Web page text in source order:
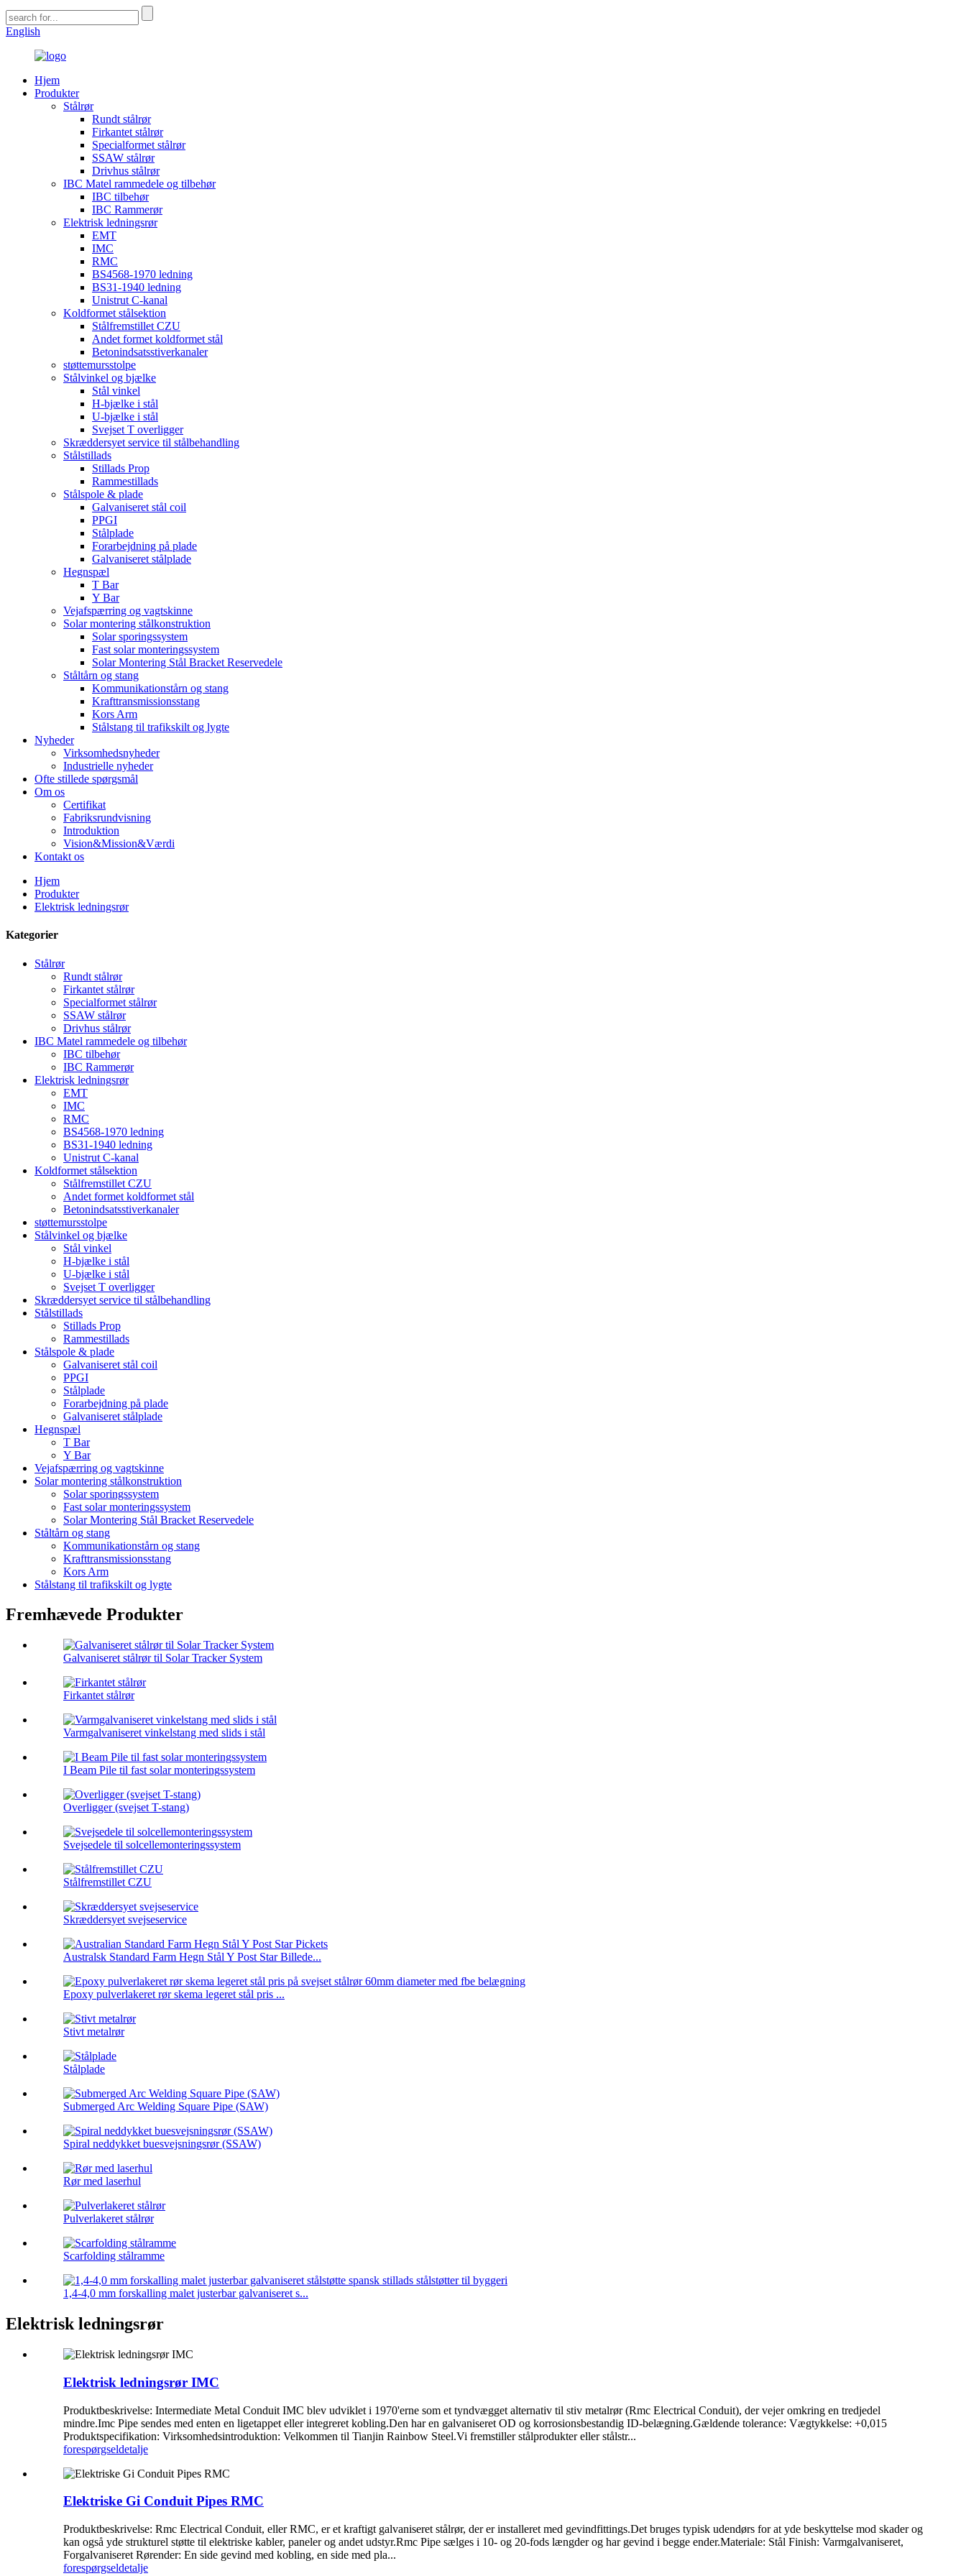
English
Hjem
Produkter
Stålrør
Rundt stålrør
Firkantet stålrør
Specialformet stålrør
SSAW stålrør
Drivhus stålrør
IBC Matel rammedele og tilbehør
IBC tilbehør
IBC Rammerør
Elektrisk ledningsrør
EMT
IMC
RMC
BS4568-1970 ledning
BS31-1940 ledning
Unistrut C-kanal
Koldformet stålsektion
Stålfremstillet CZU
Andet formet koldformet stål
Betonindsatsstiverkanaler
støttemursstolpe
Stålvinkel og bjælke
Stål vinkel
H-bjælke i stål
U-bjælke i stål
Svejset T overligger
Skræddersyet service til stålbehandling
Stålstillads
Stillads Prop
Rammestillads
Stålspole & plade
Galvaniseret stål coil
PPGI
Stålplade
Forarbejdning på plade
Galvaniseret stålplade
Hegnspæl
T Bar
Y Bar
Vejafspærring og vagtskinne
Solar montering stålkonstruktion
Solar sporingssystem
Fast solar monteringssystem
Solar Montering Stål Bracket Reservedele
Ståltårn og stang
Kommunikationstårn og stang
Krafttransmissionsstang
Kors Arm
Stålstang til trafikskilt og lygte
Nyheder
Virksomhedsnyheder
Industrielle nyheder
Ofte stillede spørgsmål
Om os
Certifikat
Fabriksrundvisning
Introduktion
Vision&Mission&Værdi
Kontakt os
Hjem
Produkter
Elektrisk ledningsrør
Kategorier
Stålrør
Rundt stålrør
Firkantet stålrør
Specialformet stålrør
SSAW stålrør
Drivhus stålrør
IBC Matel rammedele og tilbehør
IBC tilbehør
IBC Rammerør
Elektrisk ledningsrør
EMT
IMC
RMC
BS4568-1970 ledning
BS31-1940 ledning
Unistrut C-kanal
Koldformet stålsektion
Stålfremstillet CZU
Andet formet koldformet stål
Betonindsatsstiverkanaler
støttemursstolpe
Stålvinkel og bjælke
Stål vinkel
H-bjælke i stål
U-bjælke i stål
Svejset T overligger
Skræddersyet service til stålbehandling
Stålstillads
Stillads Prop
Rammestillads
Stålspole & plade
Galvaniseret stål coil
PPGI
Stålplade
Forarbejdning på plade
Galvaniseret stålplade
Hegnspæl
T Bar
Y Bar
Vejafspærring og vagtskinne
Solar montering stålkonstruktion
Solar sporingssystem
Fast solar monteringssystem
Solar Montering Stål Bracket Reservedele
Ståltårn og stang
Kommunikationstårn og stang
Krafttransmissionsstang
Kors Arm
Stålstang til trafikskilt og lygte
Fremhævede Produkter
Galvaniseret stålrør til Solar Tracker System
Firkantet stålrør
Varmgalvaniseret vinkelstang med slids i stål
I Beam Pile til fast solar monteringssystem
Overligger (svejset T-stang)
Svejsedele til solcellemonteringssystem
Stålfremstillet CZU
Skræddersyet svejseservice
Australsk Standard Farm Hegn Stål Y Post Star Billede...
Epoxy pulverlakeret rør skema legeret stål pris ...
Stivt metalrør
Stålplade
Submerged Arc Welding Square Pipe (SAW)
Spiral neddykket buesvejsningsrør (SSAW)
Rør med laserhul
Pulverlakeret stålrør
Scarfolding stålramme
1,4-4,0 mm forskalling malet justerbar galvaniseret s...
Elektrisk ledningsrør
Elektrisk ledningsrør IMC
Produktbeskrivelse: Intermediate Metal Conduit IMC blev udviklet i 1970'erne som et tyndvægget alternativ til stiv metalrør (Rmc Electrical Conduit), der vejer omkring en tredjedel
mindre.Imc Pipe sendes med enten en ligetappet eller integreret kobling.Den har en galvaniseret OD og korrosionsbestandig ID-belægning.Gældende tolerance: Vægtykkelse: +0,015
Produktspecifikation: Virksomhedsintroduktion: Velkommen til Tianjin Rainbow Steel.Vi fremstiller stålprodukter eller stålstr...
forespørgseldetalje
Elektriske Gi Conduit Pipes RMC
Produktbeskrivelse: Rmc Electrical Conduit, eller RMC, er et kraftigt galvaniseret stålrør, der er installeret med gevindfittings.Det bruges typisk udendørs for at yde beskyttelse mod skader og
kan også yde strukturel støtte til elektriske kabler, paneler og andet udstyr.Rmc Pipe sælges i 10- og 20-fods længder og har gevind i begge ender.Materiale: Stål Finish: Varmgalvaniseret,
Forgalvaniseret Rørender: En side gevind med kobling, en side med pla...
forespørgseldetalje